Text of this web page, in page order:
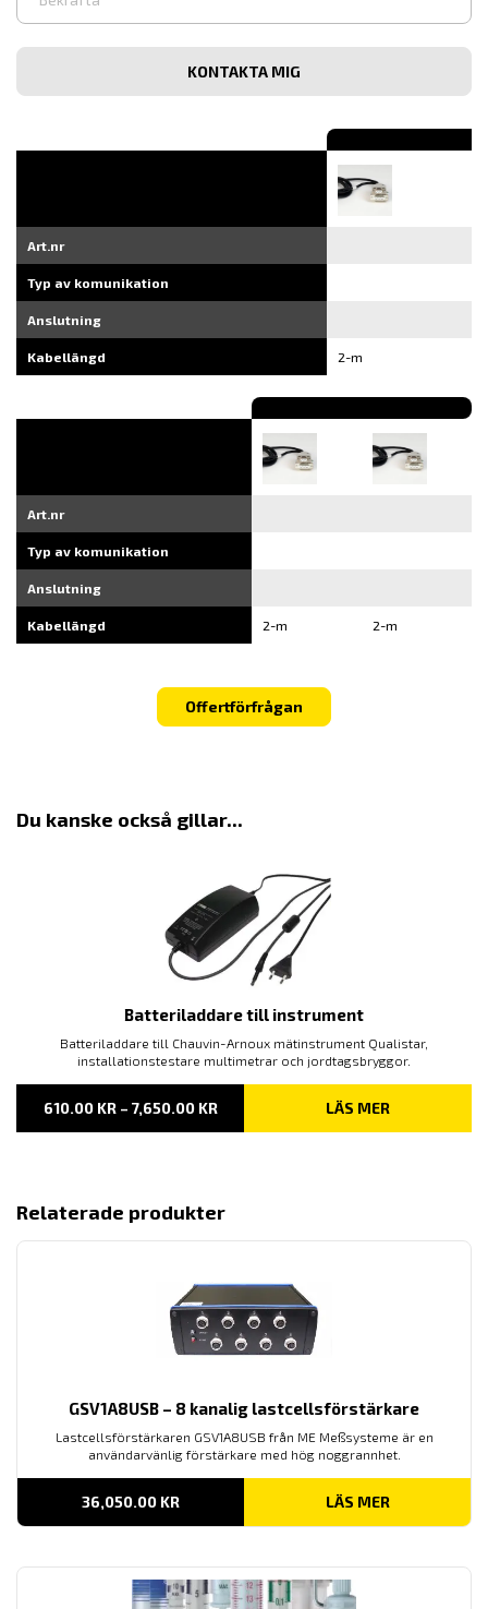
e-
Bekräfta
post
Art.nr
Typ av komunikation
Anslutning
Kabellängd 2-m
Art.nr
Typ av komunikation
Anslutning
Kabellängd 2-m 2-m
Offertförfrågan
Du kanske också gillar...
Batteriladdare till instrument
Batteriladdare till Chauvin-Arnoux mätinstrument Qualistar,
installationstestare multimetrar och jordtagsbryggor.
610.00 KR – 7,650.00 KRPRISINTERVALL:
TILL
LÄS MER
Relaterade produkter
GSV1A8USB – 8 kanalig lastcellsförstärkare
Lastcellsförstärkaren GSV1A8USB från ME Meßsysteme är en
användarvänlig förstärkare med hög noggrannhet.
36,050.00 KR LÄS MER